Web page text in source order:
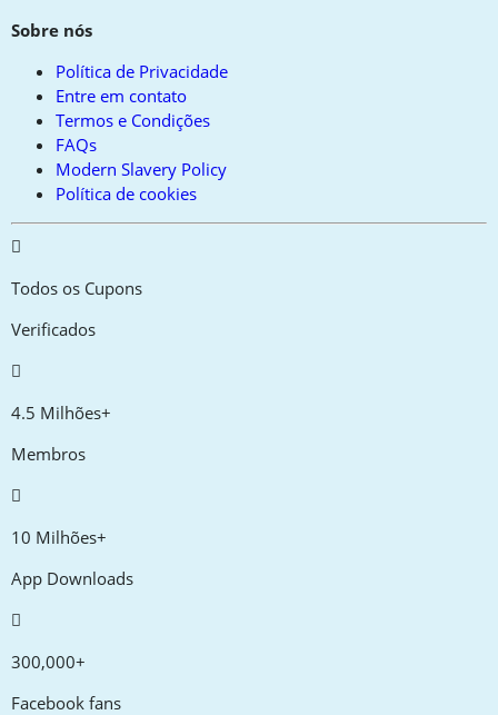
Sobre nós
Política de Privacidade
Entre em contato
Termos e Condições
FAQs
Modern Slavery Policy
Política de cookies
Todos os Cupons
Verificados
4.5 Milhões+
Membros
10 Milhões+
App Downloads
300,000+
Facebook fans